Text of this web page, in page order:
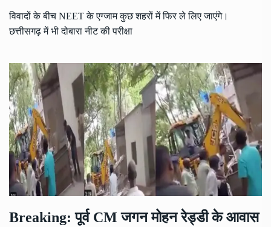
विवादों के बीच NEET के एग्जाम कुछ शहरों में फिर ले लिए जाएंगे।
छत्तीसगढ़ में भी दोबारा नीट की परीक्षा
Breaking: पूर्व CM जगन मोहन रेड्डी के आवास